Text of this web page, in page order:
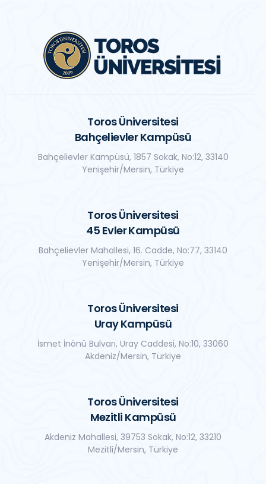
Toros Üniversitesi
Bahçelievler Kampüsü
Bahçelievler Kampüsü, 1857 Sokak, No:12, 33140
Yenişehir/Mersin, Türkiye
Toros Üniversitesi
45 Evler Kampüsü
Bahçelievler Mahallesi, 16. Cadde, No:77, 33140
Yenişehir/Mersin, Türkiye
Toros Üniversitesi
Uray Kampüsü
İsmet İnönü Bulvarı, Uray Caddesi, No:10, 33060
Akdeniz/Mersin, Türkiye
Toros Üniversitesi
Mezitli Kampüsü
Akdeniz Mahallesi, 39753 Sokak, No:12, 33210
Mezitli/Mersin, Türkiye